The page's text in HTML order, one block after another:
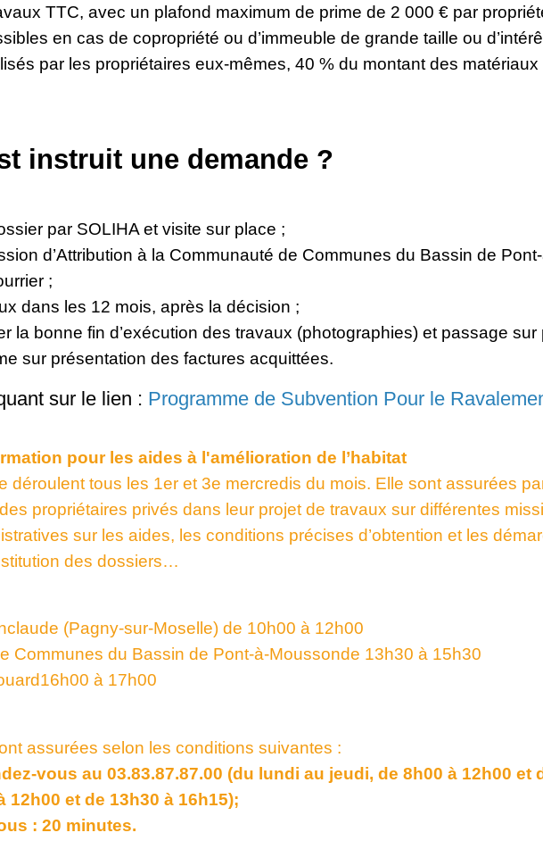
TTC, avec un plafond maximum de prime de 2 000 € par
en cas de copropriété ou d’immeuble de grande taille ou
par les propriétaires eux-mêmes, 40 % du montant des
instruit une demande ?
par SOLIHA et visite sur place ;
d’Attribution à la Communauté de Communes du Bassin de
;
dans les 12 mois, après la décision ;
la bonne fin d’exécution des travaux (photographies) et passage sur
sur présentation des factures acquittées.
sur le lien : Programme de Subvention Pour le
pour les aides à l'amélioration de l’habitat
déroulent tous les 1er et 3e mercredis du mois. Elle sont assurées
des propriétaires privés dans leur projet de travaux sur différentes
sur les aides, les conditions précises d’obtention et les
des dossiers…
(Pagny-sur-Moselle) de 10h00 à 12h00
Communes du Bassin de Pont-à-Moussonde 13h30 à 15h30
à 17h00
assurées selon les conditions suivantes :
vous au 03.83.87.87.00 (du lundi au jeudi, de 8h00 à 12h00 et
12h00 et de 13h30 à 16h15);
: 20 minutes.